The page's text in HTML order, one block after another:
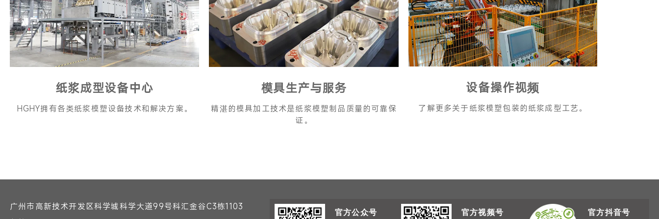
纸浆成型设备中心
HGHY拥有各类纸浆模塑设备技术和解决方案。
模具生产与服务
精湛的模具加工技术是纸浆模塑制品质量的可靠保
证。
设备操作视频
了解更多关于纸浆模塑包装的纸浆成型工艺。
广州市高新技术开发区科学城科学大道99号科汇金谷C3栋1103
官方公众号 官方视频号 官方抖音号